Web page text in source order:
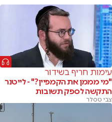
עימות חריף בשידור
"מי מממן את הקמפיין?" - לייטנר
התקשה לספק תשובות
צבי טסלר